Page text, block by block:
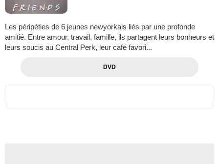
Les péripéties de 6 jeunes newyorkais liés par une profonde
amitié. Entre amour, travail, famille, ils partagent leurs bonheurs et
leurs soucis au Central Perk, leur café favori...
DVD